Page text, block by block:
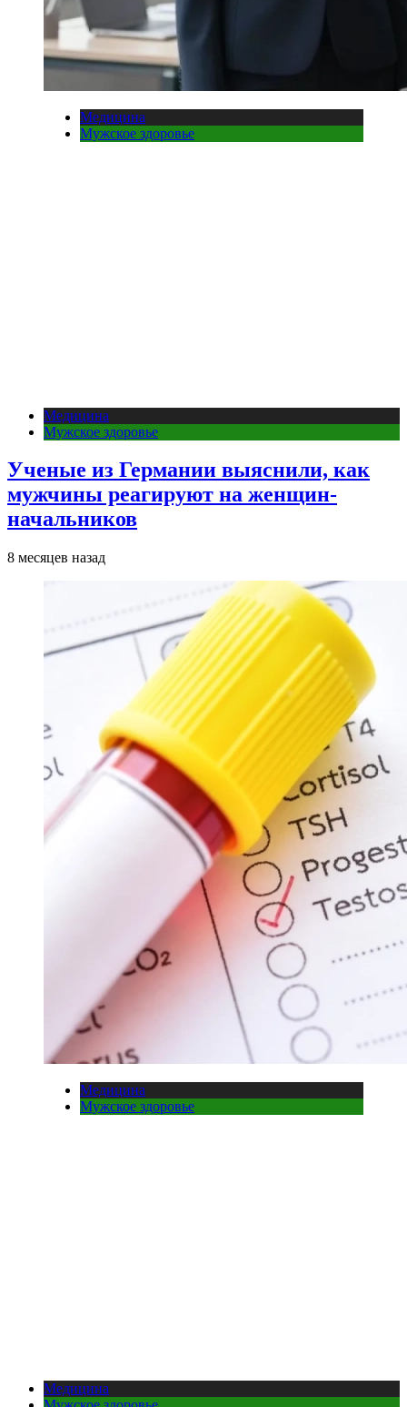
Медицина
Мужское здоровье
Медицина
Мужское здоровье
Ученые из Германии выяснили, как
мужчины реагируют на женщин-
начальников
8 месяцев назад
Медицина
Мужское здоровье
Медицина